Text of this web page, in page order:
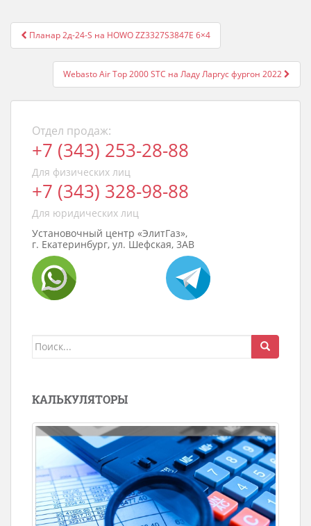
Post
navigation
Планар 2д-24-S на HOWO ZZ3327S3847E 6×4
Webasto Air Top 2000 STC на Ладу Ларгус фургон 2022
Отдел продаж:
+7 (343) 253-28-88
Для физических лиц
+7 (343) 328-98-88
Для юридических лиц
Установочный центр «ЭлитГаз»,
г. Екатеринбург, ул. Шефская, 3АВ
Поиск
КАЛЬКУЛЯТОРЫ